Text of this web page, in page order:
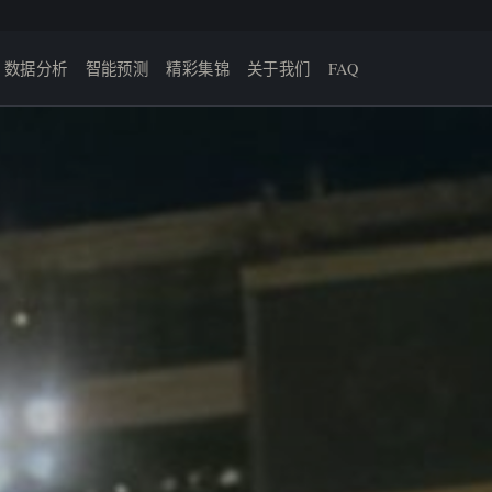
数据分析 智能预测 精彩集锦 关于我们 FAQ